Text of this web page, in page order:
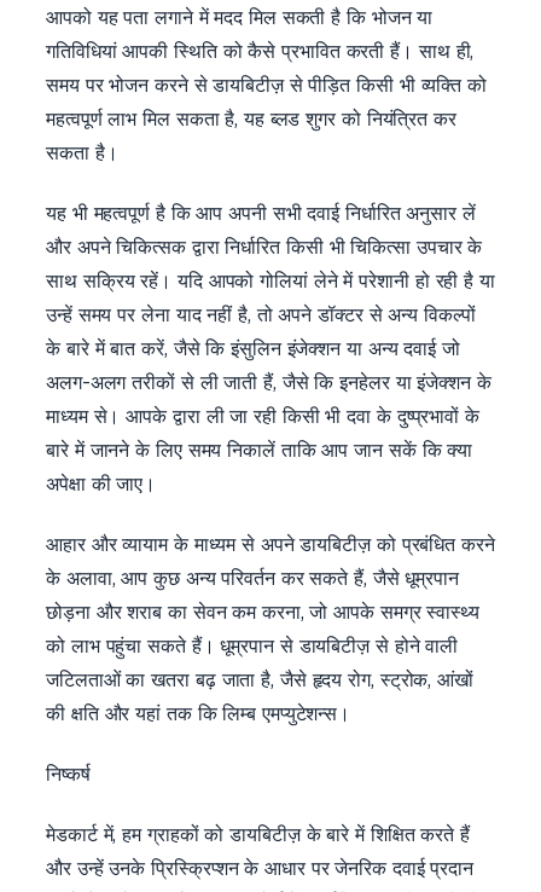
आपको यह पता लगाने में मदद मिल सकती है कि भोजन या
गतिविधियां आपकी स्थिति को कैसे प्रभावित करती हैं। साथ ही,
समय पर भोजन करने से डायबिटीज़ से पीड़ित किसी भी व्यक्ति को
महत्वपूर्ण लाभ मिल सकता है, यह ब्लड शुगर को नियंत्रित कर
सकता है।
यह भी महत्वपूर्ण है कि आप अपनी सभी दवाई निर्धारित अनुसार लें
और अपने चिकित्सक द्वारा निर्धारित किसी भी चिकित्सा उपचार के
साथ सक्रिय रहें। यदि आपको गोलियां लेने में परेशानी हो रही है या
उन्हें समय पर लेना याद नहीं है, तो अपने डॉक्टर से अन्य विकल्पों
के बारे में बात करें, जैसे कि इंसुलिन इंजेक्शन या अन्य दवाई जो
अलग-अलग तरीकों से ली जाती हैं, जैसे कि इनहेलर या इंजेक्शन के
माध्यम से। आपके द्वारा ली जा रही किसी भी दवा के दुष्प्रभावों के
बारे में जानने के लिए समय निकालें ताकि आप जान सकें कि क्या
अपेक्षा की जाए।
आहार और व्यायाम के माध्यम से अपने डायबिटीज़ को प्रबंधित करने
के अलावा, आप कुछ अन्य परिवर्तन कर सकते हैं, जैसे धूम्रपान
छोड़ना और शराब का सेवन कम करना, जो आपके समग्र स्वास्थ्य
को लाभ पहुंचा सकते हैं। धूम्रपान से डायबिटीज़ से होने वाली
जटिलताओं का खतरा बढ़ जाता है, जैसे हृदय रोग, स्ट्रोक, आंखों
की क्षति और यहां तक कि लिम्ब एमप्युटेशन्स।
निष्कर्ष
मेडकार्ट में, हम ग्राहकों को डायबिटीज़ के बारे में शिक्षित करते हैं
और उन्हें उनके प्रिस्क्रिप्शन के आधार पर जेनरिक दवाई प्रदान